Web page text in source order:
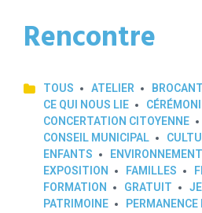
Rencontre
TOUS ATELIER
CE QUI NOUS LIE
CONCERTATION CITOYENNE
CONSEIL MUNICIPAL
ENFANTS
ENVIRONNEMENT
EXPOSITION
FAMILLES
FORMATION
GRATUIT
PATRIMOINE
PERMANENCE